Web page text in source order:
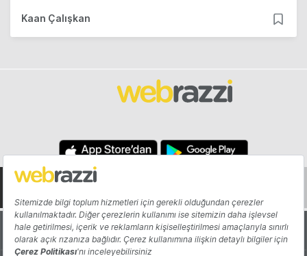
Kaan Çalışkan
Hakkında Yazarlar